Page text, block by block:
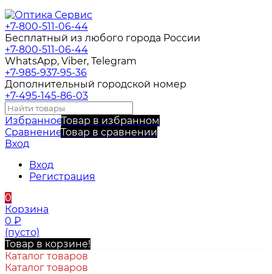
+7-800-511-06-44
Бесплатный из любого города России
+7-800-511-06-44
WhatsApp, Viber, Telegram
+7-985-937-95-36
Дополнительный городской номер
+7-495-145-86-03
ИзбранноеТовар в избранном
СравнениеТовар в сравнении
Вход
Вход
Регистрация
0
Корзина
0 ₽
(пусто)
Товар в корзине!
Каталог товаров
Каталог товаров